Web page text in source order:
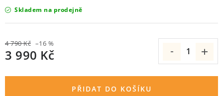
E-SHOP
Možnosti dopravy
Půjčovna historických kol
Skladem na prodejně
4 790 Kč –16 %
3 990 Kč
PŘIDAT DO KOŠÍKU